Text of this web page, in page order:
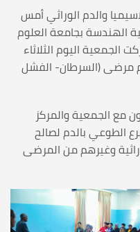
والدم الوراثي أمس
الهندسة بجامعة العلوم
الجمعية اليوم الثلاثاء
مرضى (السرطان- الفشل
مع الجمعية والمركز
الطوعي بالدم لصالح
وغيرهم من المرضى